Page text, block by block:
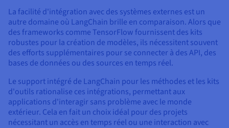
La facilité d'intégration avec des systèmes externes est un
autre domaine où LangChain brille en comparaison. Alors que
des frameworks comme TensorFlow fournissent des kits
robustes pour la création de modèles, ils nécessitent souvent
des efforts supplémentaires pour se connecter à des API, des
bases de données ou des sources en temps réel.
Le support intégré de LangChain pour les méthodes et les kits
d'outils rationalise ces intégrations, permettant aux
applications d'interagir sans problème avec le monde
extérieur. Cela en fait un choix idéal pour des projets
nécessitant un accès en temps réel ou une interaction avec